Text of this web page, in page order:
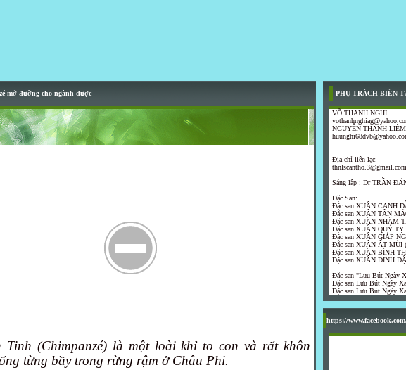
mở đường cho ngành dược
Tinh (Chimpanzé) là một loài khỉ to con và rất khôn
từng bầy trong rừng rậm ở Châu Phi.
PHỤ TRÁCH BIÊN
VÕ THANH NGHI
NGUYỄN THANH LIÊM
Địa chỉ liên lạc:
thnlscantho.3@gmail.com
Sáng lập : Dr TRẦN
Đặc San:
Đặc san XUÂN CANH
Đặc san XUÂN TÂN
Đặc san XUÂN NHÂM
Đặc san XUÂN QUÝ TỴ
Đặc san XUÂN GIÁP
Đặc san XUÂN ẤT MÙI
Đặc san XUÂN BÍNH
Đặc san XUÂN ĐINH
Đặc san "Lưu Bút Ngày
Đặc san Lưu Bút Ngày
Đặc san Lưu Bút Ngày
https://